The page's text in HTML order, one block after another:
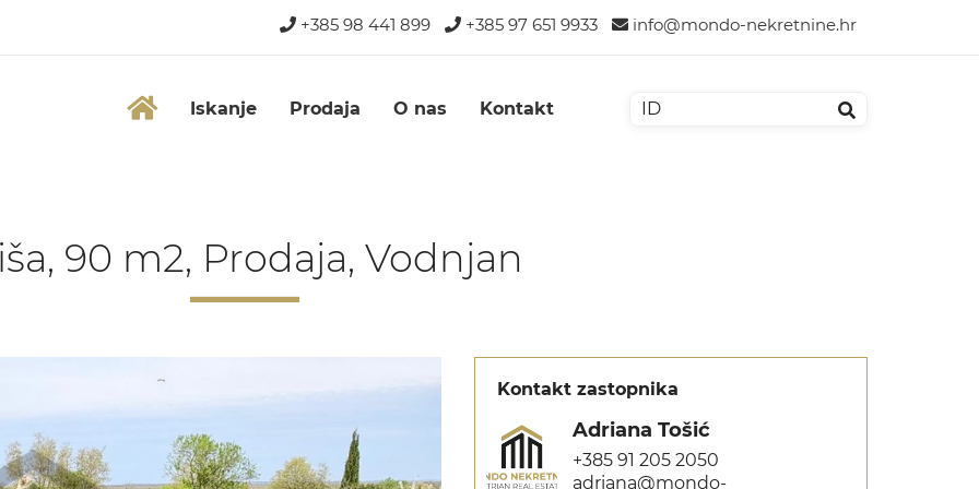
+385 98 441 899 +385 97 651 9933 info@mondo-nekretnine.hr
Iskanje Prodaja O nas Kontakt
90 m2, Prodaja, Vodnjan
Kontakt zastopnika
Adriana Tošić
+385 91 205 2050
adriana@mondo-